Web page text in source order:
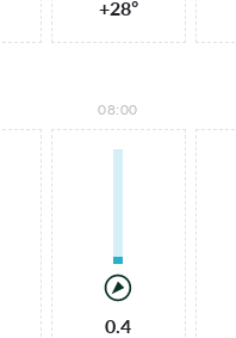
+28°
08:00
0.4